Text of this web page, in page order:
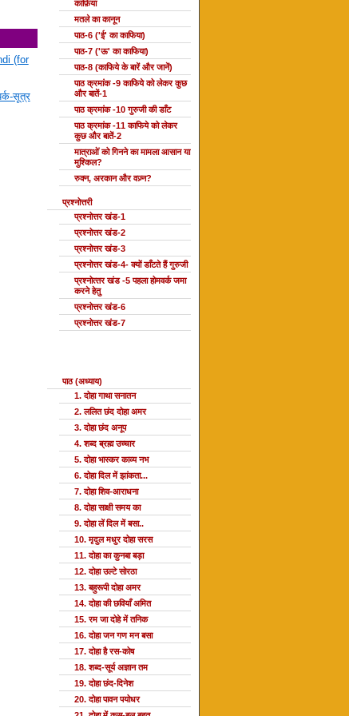
(for
सूत्र
काफ़िया
मतले का कानून
पाठ-6 ('ई' का काफिया)
पाठ-7 ('ऊ' का काफिया)
पाठ-8 (काफिये के बारें और जानें)
पाठ क्रमांक -9 काफिये को लेकर कुछ
और बातें-1
पाठ क्रमांक -10 गुरुजी की डाँट
पाठ क्रमांक -11 काफिये को लेकर
कुछ और बातें-2
मात्राओं को गिनने का मामला आसान या
मुश्किल?
रुक्न, अरकान और वज़्न?
प्रश्नोत्तरी
प्रश्नोत्तर खंड-1
प्रश्नोत्तर खंड-2
प्रश्नोत्तर खंड-3
प्रश्नोत्तर खंड-4- क्यों डाँटते हैं गुरुजी
प्रश्‍नोत्‍तर खंड -5 पहला होमवर्क जमा
करने हेतु
प्रश्नोत्तर खंड-6
प्रश्नोत्तर खंड-7
पाठ (अध्याय)
1. दोहा गाथा सनातन
2. ललित छंद दोहा अमर
3. दोहा छंद अनूप
4. शब्द ब्रह्म उच्चार
5. दोहा भास्कर काव्य नभ
6. दोहा दिल में झांकता...
7. दोहा शिव-आराधना
8. दोहा साक्षी समय का
9. दोहा लें दिल में बसा..
10. मृदुल मधुर दोहा सरस
11. दोहा का कुनबा बड़ा
12. दोहा उल्टे सोरठा
13. बहुरूपी दोहा अमर
14. दोहा की छवियाँ अमित
15. रम जा दोहे में तनिक
16. दोहा जन गण मन बसा
17. दोहा है रस-कोष
18. शब्द-सूर्य अज्ञान तम
19. दोहा छंद-दिनेश
20. दोहा पावन पयोधर